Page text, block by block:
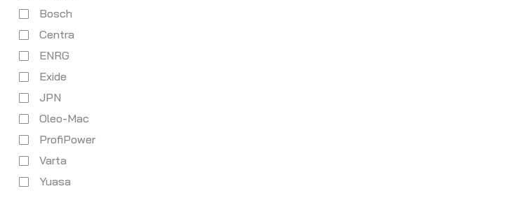
Bosch
Centra
ENRG
Exide
JPN
Oleo-Mac
ProfiPower
Varta
Yuasa